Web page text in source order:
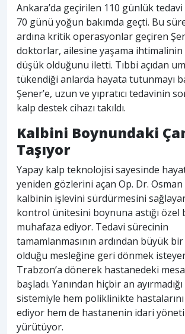
Ankara’da geçirilen 110 günlük
70 günü yoğun bakımda geçti. Bu
ardına kritik operasyonlar geçiren
doktorlar, ailesine yaşama ihtimalinin
düşük olduğunu iletti. Tıbbi açıdan
tükendiği anlarda hayata tutunmayı
Şener’e, uzun ve yıpratıcı tedavinin
kalp destek cihazı takıldı.
Kalbini Boynundaki
Taşıyor
Yapay kalp teknolojisi sayesinde
yeniden gözlerini açan Op. Dr. Osman
kalbinin işlevini sürdürmesini
kontrol ünitesini boynuna astığı özel
muhafaza ediyor. Tedavi sürecinin
tamamlanmasının ardından büyük
olduğu mesleğine geri dönmek
Trabzon’a dönerek hastanedeki
başladı. Yanından hiçbir an
sistemiyle hem poliklinikte
ediyor hem de hastanenin idari
yürütüyor.